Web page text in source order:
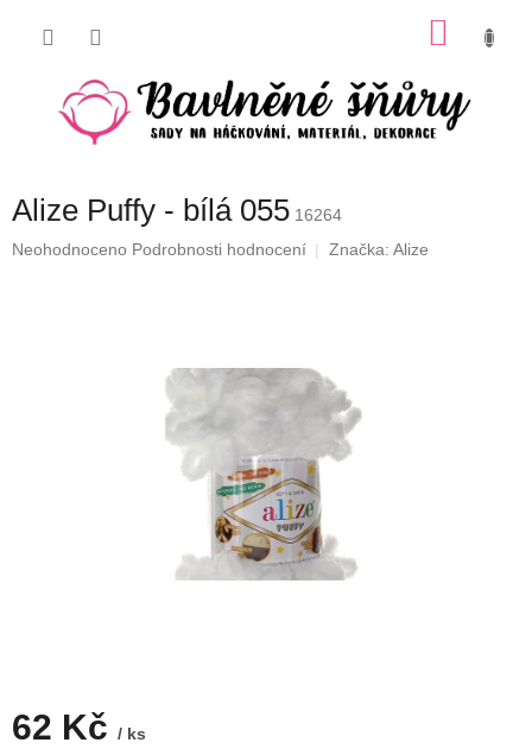
Alize Puffy - bílá 055 16264
Průměrné
Neohodnoceno Podrobnosti hodnocení Značka: Alize
62 Kč / ks